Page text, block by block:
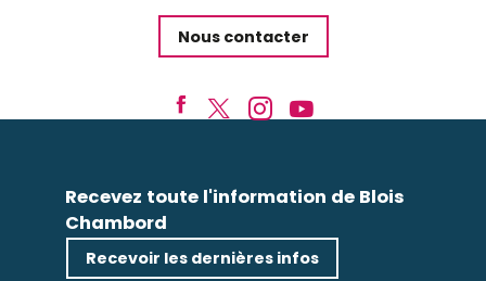
Nous contacter
Recevez toute l'information de Blois
Chambord
Recevoir les dernières infos